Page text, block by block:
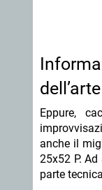
dell’arte
Eppure,
anche il
25x52 P.
parte